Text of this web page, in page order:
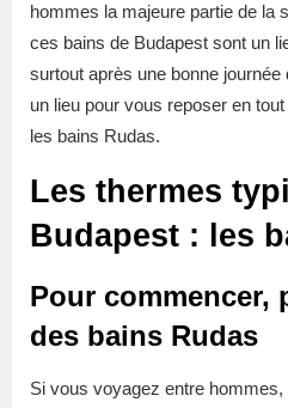
hommes la majeure partie de la
ces bains de Budapest sont un
surtout après une bonne
un lieu pour vous reposer en
les bains Rudas.
Les thermes
Budapest : les
Pour commencer,
des bains Rudas
Si vous voyagez entre